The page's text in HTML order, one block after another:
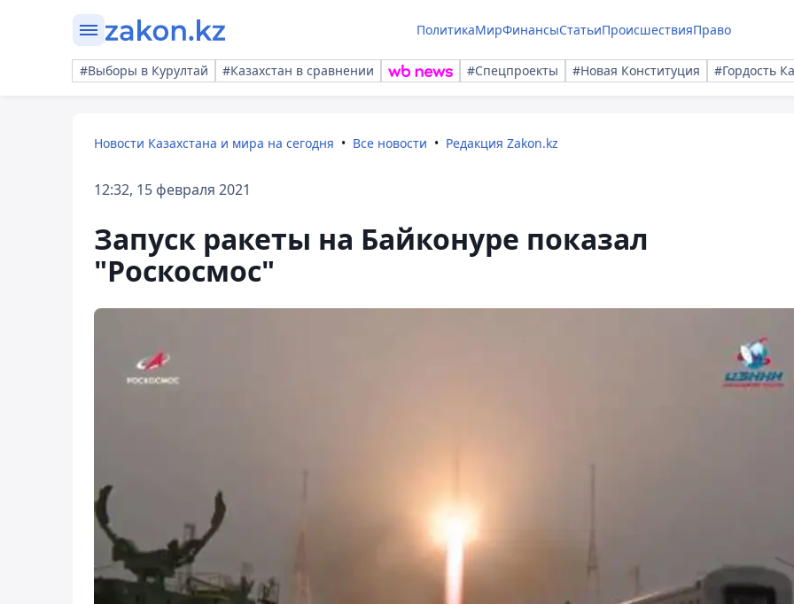
ПолитикаМирФинансыСтатьиПроисшествияПраво
#Выборы в Курултай #Казахстан в сравнении #Спецпроекты #Новая Конституция #Гордость
Новости Казахстана и мира на сегодня Все новости Редакция Zakon.kz
12:32, 15 февраля 2021
Запуск ракеты на Байконуре показал
"Роскосмос"